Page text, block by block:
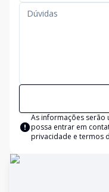
As informações serão
possa entrar em
privacidade e termos